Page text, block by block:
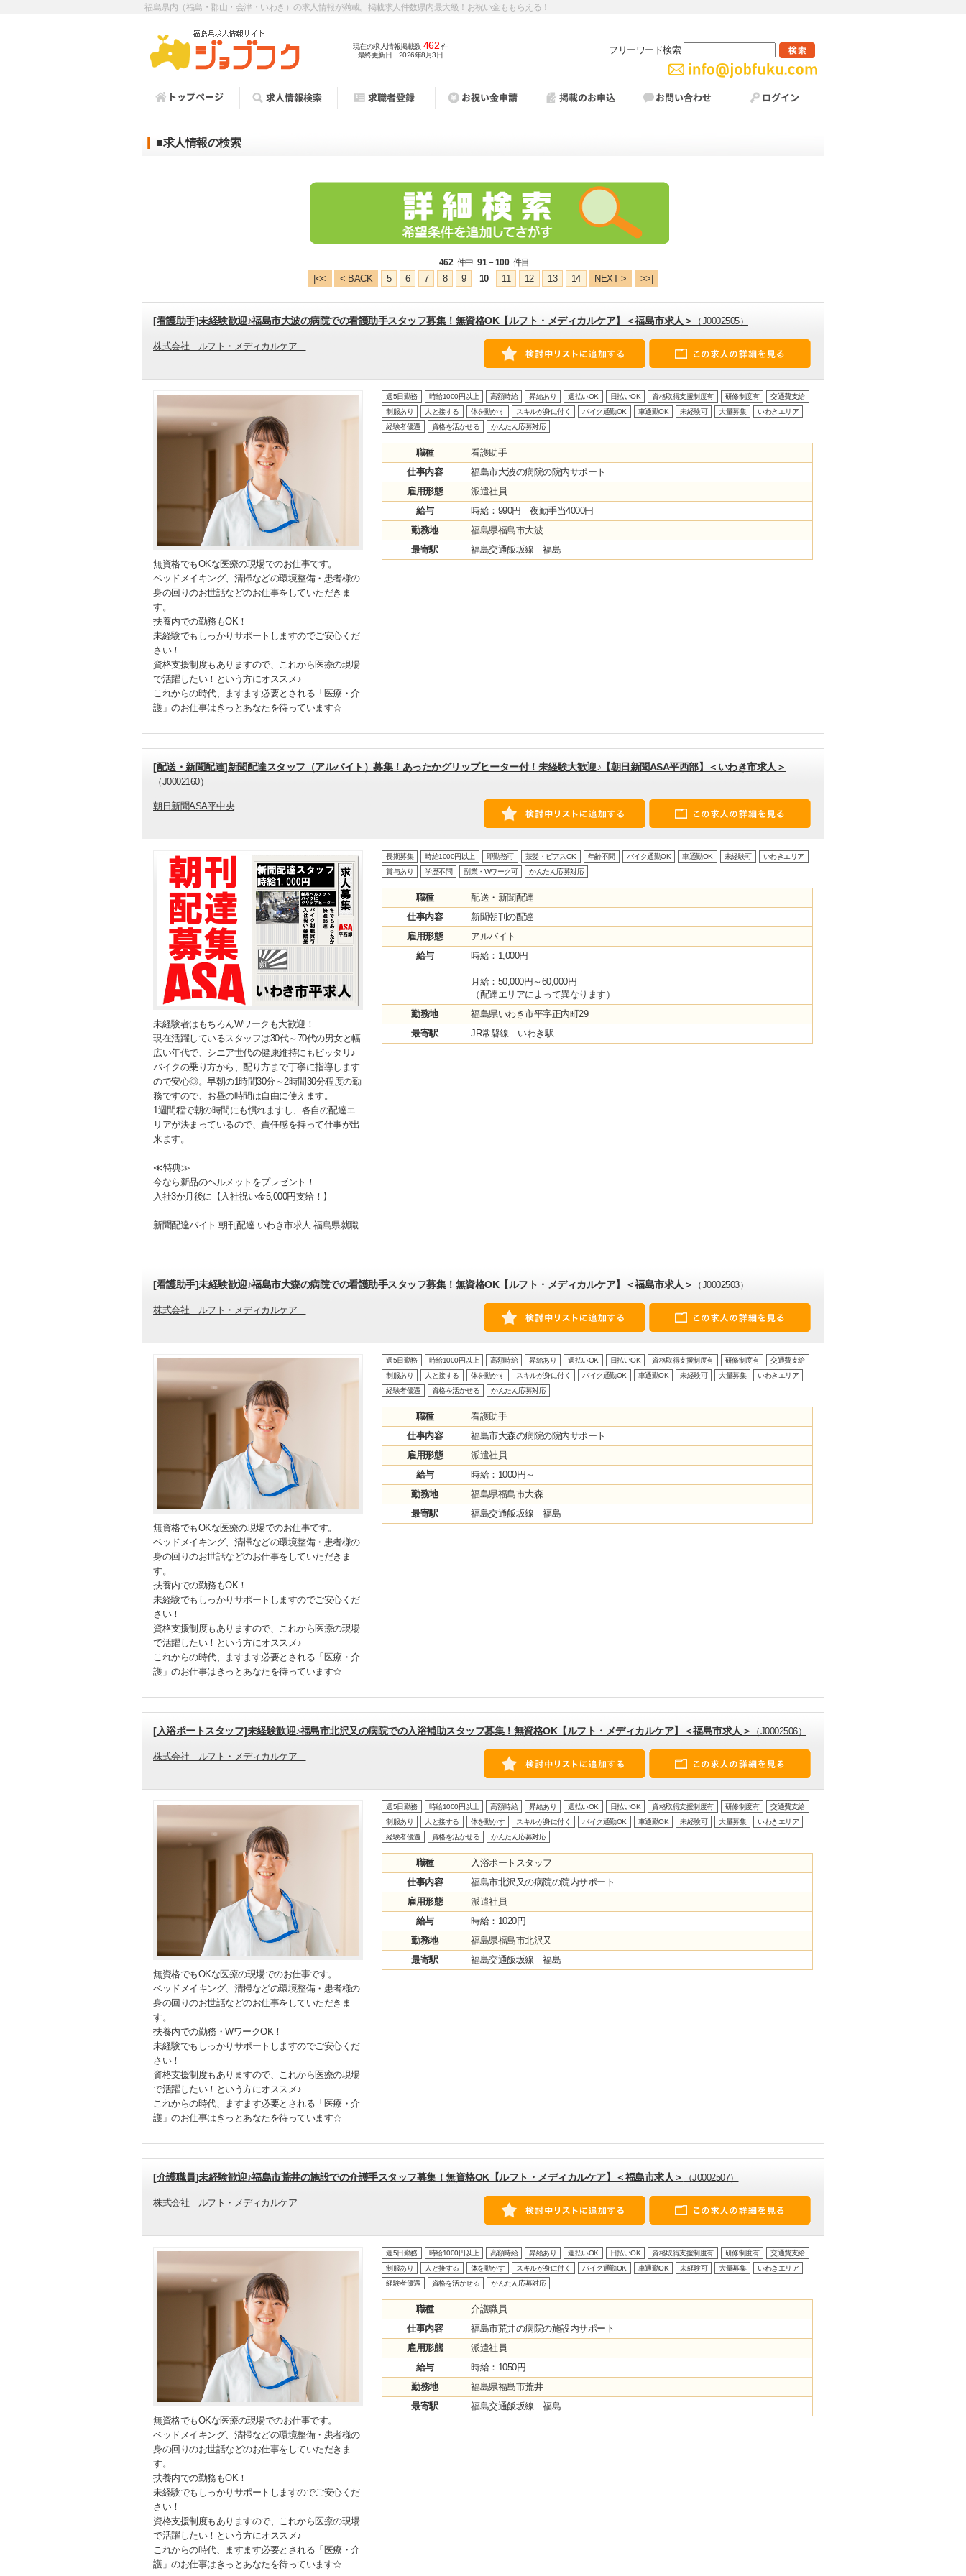
福島県内（福島・郡山・会津・いわき）の求人情報が満載。掲載求人件数県内最大級！お祝い金ももらえる！
現在の求人情報掲載数 462 件
最終更新日 2026年8月3日
フリーワード検索
■求人情報の検索
462 件中 91－100 件目
|<< < BACK 5 6 7 8 9 10 11 12 13 14 NEXT > >>|
[看護助手]未経験歓迎♪福島市大波の病院での看護助手スタッフ募集！無資格OK【ルフト・メディカルケア】＜福島市求人＞ （J0002505）
株式会社 ルフト・メディカルケア
無資格でもOKな医療の現場でのお仕事です。
ベッドメイキング、清掃などの環境整備・患者様の
身の回りのお世話などのお仕事をしていただきま
す。
扶養内での勤務もOK！
未経験でもしっかりサポートしますのでご安心くだ
さい！
資格支援制度もありますので、これから医療の現場
で活躍したい！という方にオススメ♪
これからの時代、ますます必要とされる「医療・介
護」のお仕事はきっとあなたを待っています☆
週5日勤務 時給1000円以上 高額時給 昇給あり 週払いOK 日払いOK 資格取得支援制度有 研修制度有
交通費支給
制服あり
人と接する 体を動かす スキルが身に付く バイク通勤OK 車通勤OK 未経験可 大量募集
いわきエリア
経験者優遇
資格を活かせる かんたん応募対応
職種
看護助手
仕事内容
福島市大波の病院の院内サポート
雇用形態
派遣社員
給与
時給：990円 夜勤手当4000円
勤務地
福島県福島市大波
最寄駅
福島交通飯坂線 福島
[配送・新聞配達]新聞配達スタッフ（アルバイト）募集！あったかグリップヒーター付！未経験大歓迎♪【朝日新聞ASA平西部】＜いわき市求人＞
（J0002160）
朝日新聞ASA平中央
未経験者はもちろんWワークも大歓迎！
現在活躍しているスタッフは30代～70代の男女と幅
広い年代で、シニア世代の健康維持にもピッタリ♪
バイクの乗り方から、配り方まで丁寧に指導します
ので安心◎。早朝の1時間30分～2時間30分程度の勤
務ですので、お昼の時間は自由に使えます。
1週間程で朝の時間にも慣れますし、各自の配達エ
リアが決まっているので、責任感を持って仕事が出
来ます。
≪特典≫
今なら新品のヘルメットをプレゼント！
入社3か月後に【入社祝い金5,000円支給！】
新聞配達バイト 朝刊配達 いわき市求人 福島県就職
長期募集 時給1000円以上 即勤務可 茶髪・ピアスOK 年齢不問 バイク通勤OK 車通勤OK 未経験可
いわきエリア
賞与あり
学歴不問 副業・Wワーク可 かんたん応募対応
職種
配送・新聞配達
仕事内容
新聞朝刊の配達
雇用形態
アルバイト
給与
時給：1,000円
月給：50,000円～60,000円
（配達エリアによって異なります）
勤務地
福島県いわき市平字正内町29
最寄駅
JR常磐線 いわき駅
[看護助手]未経験歓迎♪福島市大森の病院での看護助手スタッフ募集！無資格OK【ルフト・メディカルケア】＜福島市求人＞ （J0002503）
株式会社 ルフト・メディカルケア
無資格でもOKな医療の現場でのお仕事です。
ベッドメイキング、清掃などの環境整備・患者様の
身の回りのお世話などのお仕事をしていただきま
す。
扶養内での勤務もOK！
未経験でもしっかりサポートしますのでご安心くだ
さい！
資格支援制度もありますので、これから医療の現場
で活躍したい！という方にオススメ♪
これからの時代、ますます必要とされる「医療・介
護」のお仕事はきっとあなたを待っています☆
週5日勤務 時給1000円以上 高額時給 昇給あり 週払いOK 日払いOK 資格取得支援制度有 研修制度有
交通費支給
制服あり
人と接する 体を動かす スキルが身に付く バイク通勤OK 車通勤OK 未経験可 大量募集
いわきエリア
経験者優遇
資格を活かせる かんたん応募対応
職種
看護助手
仕事内容
福島市大森の病院の院内サポート
雇用形態
派遣社員
給与
時給：1000円～
勤務地
福島県福島市大森
最寄駅
福島交通飯坂線 福島
[入浴ポートスタッフ]未経験歓迎♪福島市北沢又の病院での入浴補助スタッフ募集！無資格OK【ルフト・メディカルケア】＜福島市求人＞ （J0002506）
株式会社 ルフト・メディカルケア
無資格でもOKな医療の現場でのお仕事です。
ベッドメイキング、清掃などの環境整備・患者様の
身の回りのお世話などのお仕事をしていただきま
す。
扶養内での勤務・WワークOK！
未経験でもしっかりサポートしますのでご安心くだ
さい！
資格支援制度もありますので、これから医療の現場
で活躍したい！という方にオススメ♪
これからの時代、ますます必要とされる「医療・介
護」のお仕事はきっとあなたを待っています☆
週5日勤務 時給1000円以上 高額時給 昇給あり 週払いOK 日払いOK 資格取得支援制度有 研修制度有
交通費支給
制服あり
人と接する 体を動かす スキルが身に付く バイク通勤OK 車通勤OK 未経験可 大量募集
いわきエリア
経験者優遇
資格を活かせる かんたん応募対応
職種
入浴ポートスタッフ
仕事内容
福島市北沢又の病院の院内サポート
雇用形態
派遣社員
給与
時給：1020円
勤務地
福島県福島市北沢又
最寄駅
福島交通飯坂線 福島
[介護職員]未経験歓迎♪福島市荒井の施設での介護手スタッフ募集！無資格OK【ルフト・メディカルケア】＜福島市求人＞ （J0002507）
株式会社 ルフト・メディカルケア
無資格でもOKな医療の現場でのお仕事です。
ベッドメイキング、清掃などの環境整備・患者様の
身の回りのお世話などのお仕事をしていただきま
す。
扶養内での勤務もOK！
未経験でもしっかりサポートしますのでご安心くだ
さい！
資格支援制度もありますので、これから医療の現場
で活躍したい！という方にオススメ♪
これからの時代、ますます必要とされる「医療・介
護」のお仕事はきっとあなたを待っています☆
週5日勤務 時給1000円以上 高額時給 昇給あり 週払いOK 日払いOK 資格取得支援制度有 研修制度有
交通費支給
制服あり
人と接する 体を動かす スキルが身に付く バイク通勤OK 車通勤OK 未経験可 大量募集
いわきエリア
経験者優遇
資格を活かせる かんたん応募対応
職種
介護職員
仕事内容
福島市荒井の病院の施設内サポート
雇用形態
派遣社員
給与
時給：1050円
勤務地
福島県福島市荒井
最寄駅
福島交通飯坂線 福島